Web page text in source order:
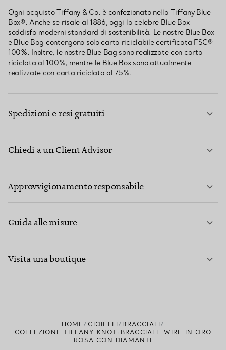
Ogni acquisto Tiffany & Co. è confezionato nella Tiffany Blue
Box®. Anche se risale al 1886, oggi la celebre Blue Box
soddisfa moderni standard di sostenibilità. Le nostre Blue Box
e Blue Bag contengono solo carta riciclabile certificata FSC®
100%. Inoltre, le nostre Blue Bag sono realizzate con carta
riciclata al 100%, mentre le Blue Box sono attualmente
realizzate con carta riciclata al 75%.
Spedizioni e resi gratuiti
Chiedi a un Client Advisor
Approvvigionamento responsabile
Guida alle misure
Visita una boutique
HOME GIOIELLI
BRACCIALI
COLLEZIONE TIFFANY KNOT:BRACCIALE WIRE IN ORO
ROSA CON DIAMANTI